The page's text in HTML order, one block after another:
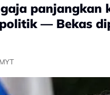
panjangkan
— Bekas